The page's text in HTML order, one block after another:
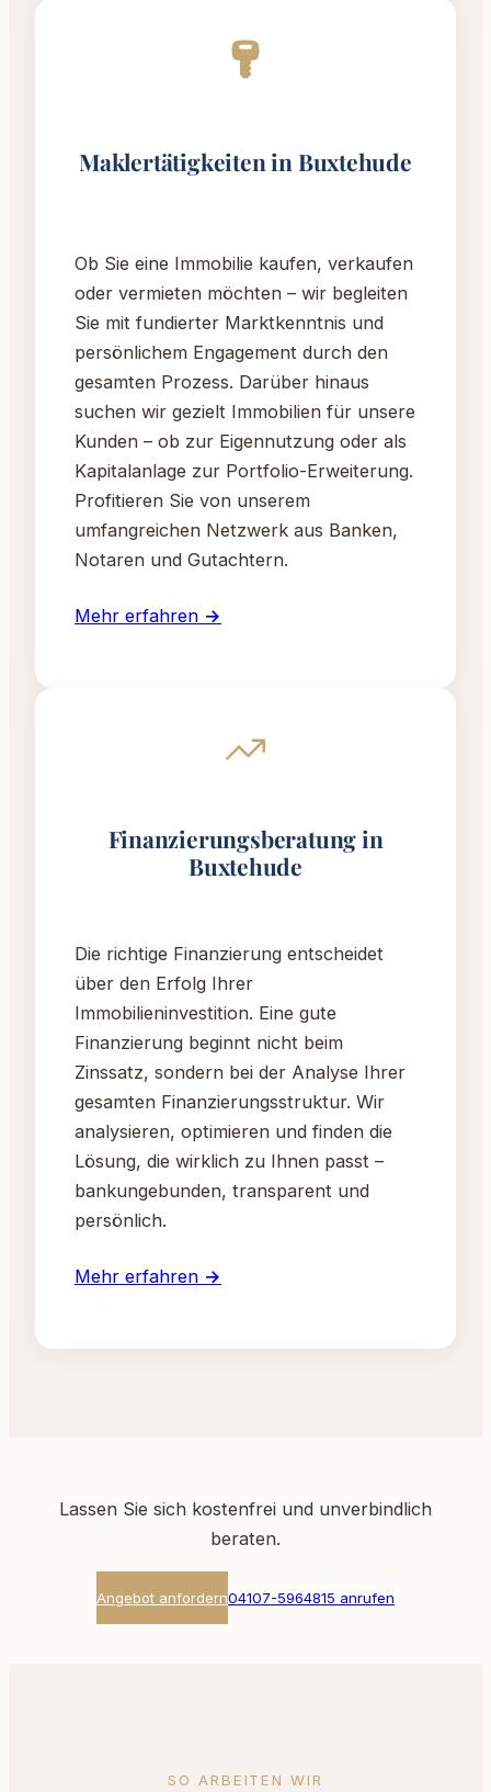
Maklertätigkeiten in Buxtehude
Ob Sie eine Immobilie kaufen, verkaufen
oder vermieten möchten – wir begleiten
Sie mit fundierter Marktkenntnis und
persönlichem Engagement durch den
gesamten Prozess. Darüber hinaus
suchen wir gezielt Immobilien für unsere
Kunden – ob zur Eigennutzung oder als
Kapitalanlage zur Portfolio-Erweiterung.
Profitieren Sie von unserem
umfangreichen Netzwerk aus Banken,
Notaren und Gutachtern.
Mehr erfahren →
Finanzierungsberatung in
Buxtehude
Die richtige Finanzierung entscheidet
über den Erfolg Ihrer
Immobilieninvestition. Eine gute
Finanzierung beginnt nicht beim
Zinssatz, sondern bei der Analyse Ihrer
gesamten Finanzierungsstruktur. Wir
analysieren, optimieren und finden die
Lösung, die wirklich zu Ihnen passt –
bankungebunden, transparent und
persönlich.
Mehr erfahren →
Lassen Sie sich kostenfrei und unverbindlich
beraten.
Angebot anfordern04107-5964815 anrufen
SO ARBEITEN WIR